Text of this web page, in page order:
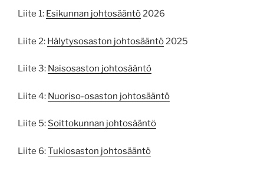
Liite 1: Esikunnan johtosääntö2026
Liite 2: Hälytysosaston johtosääntö2025
Liite 3: Naisosaston johtosääntö
Liite 4: Nuoriso-osaston johtosääntö
Liite 5: Soittokunnan johtosääntö
Liite 6:Tukiosaston johtosääntö